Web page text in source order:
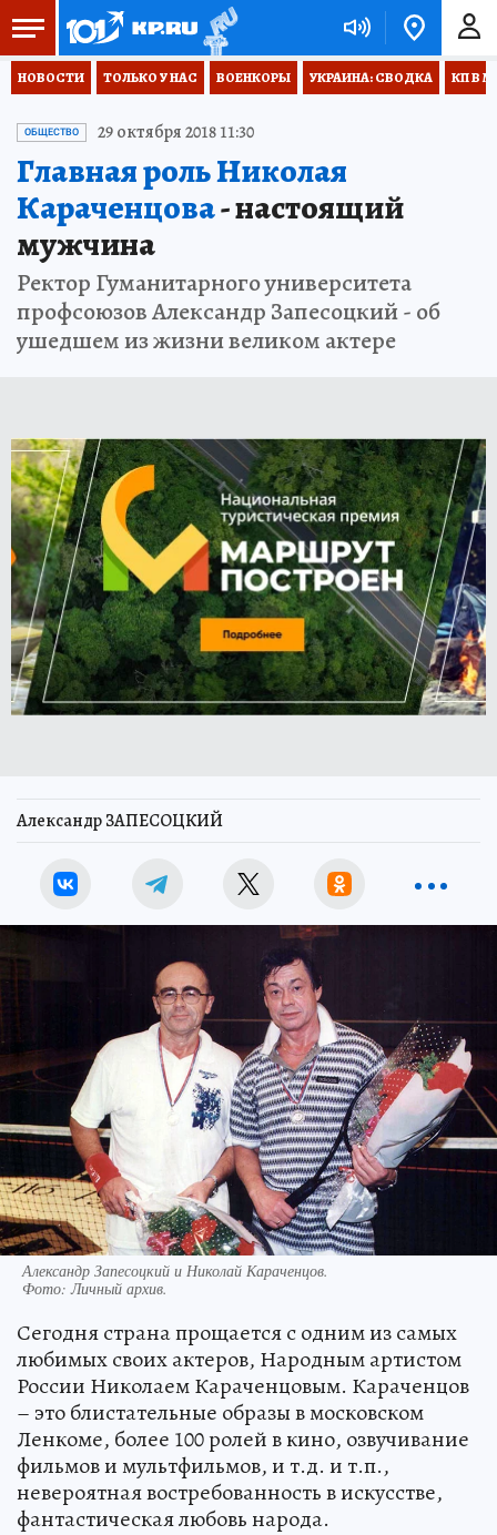
НОВОСТИ ТОЛЬКО У НАС ВОЕНКОРЫ УКРАИНА: СВОДКА КП В
ОБЩЕСТВО 29 октября 2018 11:30
Главная роль Николая
Караченцова- настоящий
мужчина
Ректор Гуманитарного университета
профсоюзов Александр Запесоцкий - об
ушедшем из жизни великом актере
Александр ЗАПЕСОЦКИЙ
Александр Запесоцкий и Николай Караченцов.
Фото:Личный архив.
Сегодня страна прощается с одним из самых
любимых своих актеров, Народным артистом
России Николаем Караченцовым. Караченцов
– это блистательные образы в московском
Ленкоме, более 100 ролей в кино, озвучивание
фильмов и мультфильмов, и т.д. и т.п.,
невероятная востребованность в искусстве,
фантастическая любовь народа.